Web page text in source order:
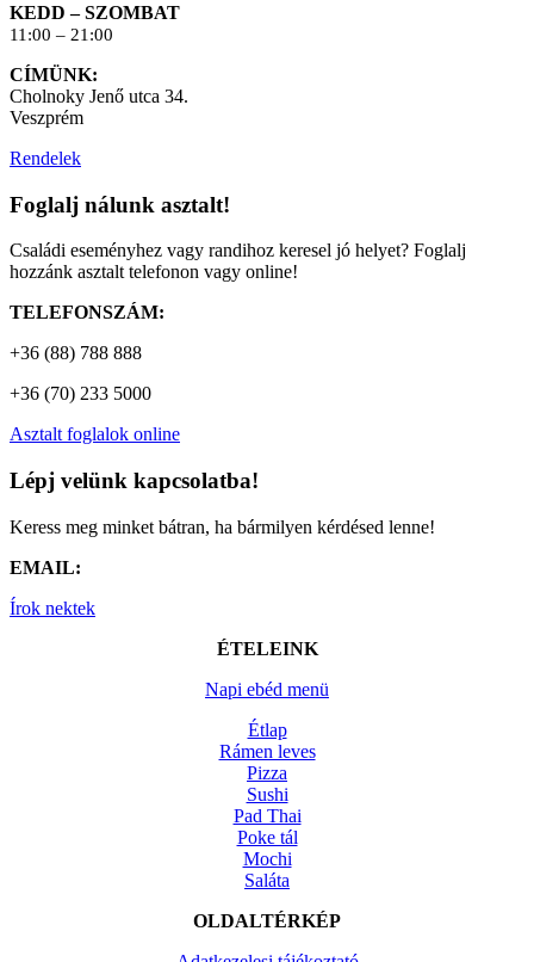
KEDD – SZOMBAT
11:00 – 21:00
CÍMÜNK:
Cholnoky Jenő utca 34.
Veszprém
Rendelek
Foglalj nálunk asztalt!
Családi eseményhez vagy randihoz keresel jó helyet? Foglalj
hozzánk asztalt telefonon vagy online!
TELEFONSZÁM:
+36 (88) 788 888
+36 (70) 233 5000
Asztalt foglalok online
Lépj velünk kapcsolatba!
Keress meg minket bátran, ha bármilyen kérdésed lenne!
EMAIL:
Írok nektek
ÉTELEINK
Napi ebéd menü
Étlap
Rámen leves
Pizza
Sushi
Pad Thai
Poke tál
Mochi
Saláta
OLDALTÉRKÉP